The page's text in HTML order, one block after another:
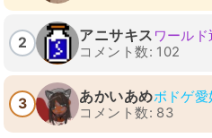
2 アニサキス ワール
コメント数: 102
3 あかいあめボドゲ愛
コメント数: 83